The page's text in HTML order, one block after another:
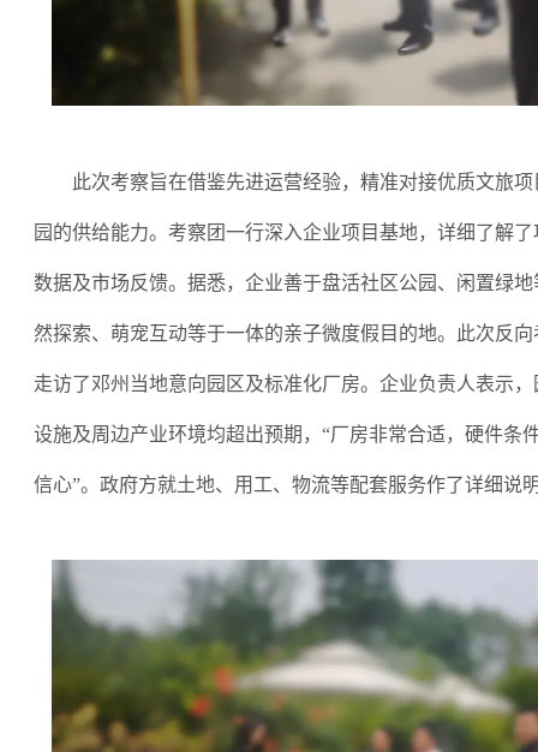
此次考察旨在借鉴先进运营经验，精准对接优质文旅
园的供给能力。考察团一行深入企业项目基地，详细了解
数据及市场反馈。据悉，企业善于盘活社区公园、闲置绿
然探索、萌宠互动等于一体的亲子微度假目的地。此次反
走访了邓州当地意向园区及标准化厂房。企业负责人表示
设施及周边产业环境均超出预期，“厂房非常合适，硬件条
信心”。政府方就土地、用工、物流等配套服务作了详细说